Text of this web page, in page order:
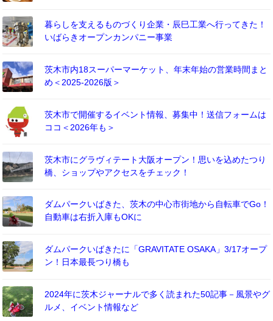
暮らしを支えるものづくり企業・辰巳工業へ行ってきた！
いばらきオープンカンパニー事業
茨木市内18スーパーマーケット、年末年始の営業時間まと
め＜2025-2026版＞
茨木市で開催するイベント情報、募集中！送信フォームは
ココ＜2026年も＞
茨木市にグラヴィテート大阪オープン！思いを込めたつり
橋、ショップやアクセスをチェック！
ダムパークいばきた、茨木の中心市街地から自転車でGo！
自動車は右折入庫もOKに
ダムパークいばきたに「GRAVITATE OSAKA」3/17オープ
ン！日本最長つり橋も
2024年に茨木ジャーナルで多く読まれた50記事－風景やグ
ルメ、イベント情報など